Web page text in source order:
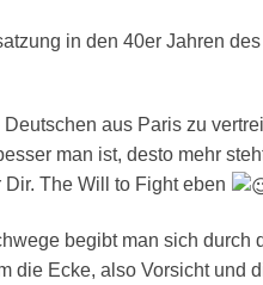
in den 40er Jahren
aus Paris zu
man ist, desto mehr
Dir. The Will to Fight eben
begibt man sich durch
die Ecke, also Vorsicht und